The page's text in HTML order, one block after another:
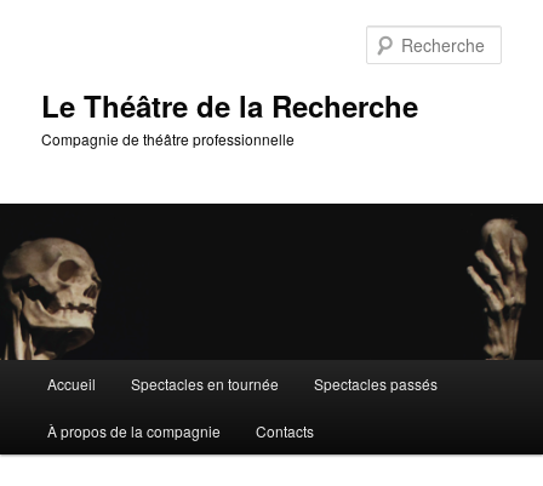
Le Théâtre de la Recherche
Compagnie de théâtre professionnelle
principal
Accueil Spectacles en tournée Spectacles passés
À propos de la compagnie Contacts